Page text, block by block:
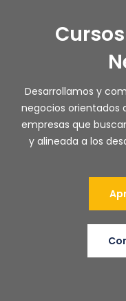
Desarrollamos y
negocios orientados
empresas que
y alineada a los